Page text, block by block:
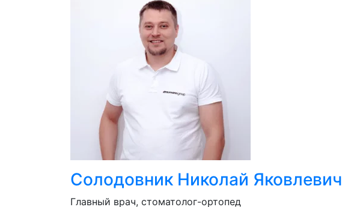
Солодовник Николай Яковлевич
Главный врач, стоматолог-ортопед